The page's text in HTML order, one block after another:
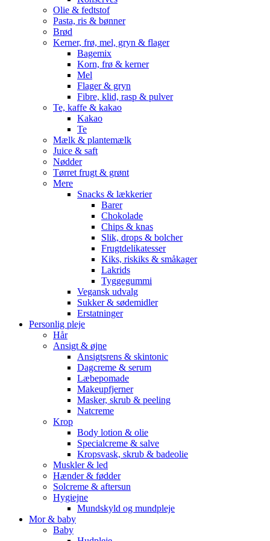
Olie & fedtstof
Pasta, ris & bønner
Brød
Kerner, frø, mel, gryn & flager
Bagemix
Korn, frø & kerner
Mel
Flager & gryn
Fibre, klid, rasp & pulver
Te, kaffe & kakao
Kakao
Te
Mælk & plantemælk
Juice & saft
Nødder
Tørret frugt & grønt
Mere
Snacks & lækkerier
Barer
Chokolade
Chips & knas
Slik, drops & bolcher
Frugtdelikatesser
Kiks, riskiks & småkager
Lakrids
Tyggegummi
Vegansk udvalg
Sukker & sødemidler
Erstatninger
Personlig pleje
Hår
Ansigt & øjne
Ansigtsrens & skintonic
Dagcreme & serum
Læbepomade
Makeupfjerner
Masker, skrub & peeling
Natcreme
Krop
Body lotion & olie
Specialcreme & salve
Kropsvask, skrub & badeolie
Muskler & led
Hænder & fødder
Solcreme & aftersun
Hygiejne
Mundskyld og mundpleje
Mor & baby
Baby